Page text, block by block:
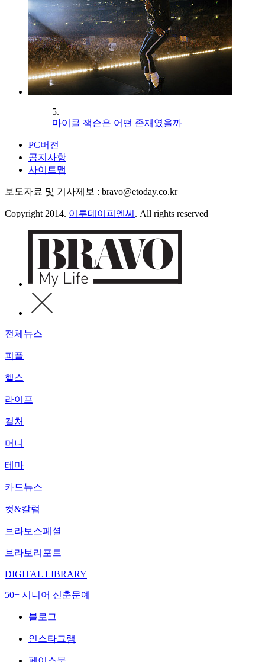
5.
마이클 잭슨은 어떤 존재였을까
PC버전
공지사항
사이트맵
보도자료 및 기사제보 : bravo@etoday.co.kr
Copyright 2014. 이투데이피엔씨 . All rights reserved
전체뉴스
피플
헬스
라이프
컬처
머니
테마
카드뉴스
컷&칼럼
브라보스페셜
브라보리포트
DIGITAL LIBRARY
50+ 시니어 신춘문예
블로그
인스타그램